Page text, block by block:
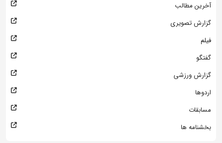
آخرین مطالب
گزارش تصویری
فیلم
گفتگو
گزارش ورزشی
اردوها
مسابقات
بخشنامه ها